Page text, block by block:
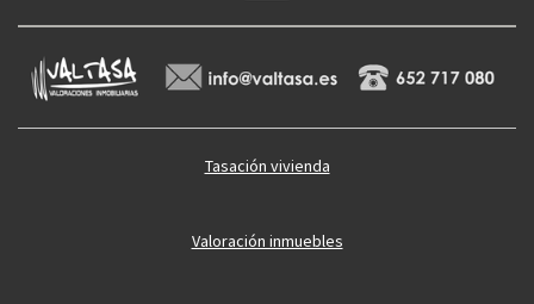
Tasación vivienda
Valoración inmuebles